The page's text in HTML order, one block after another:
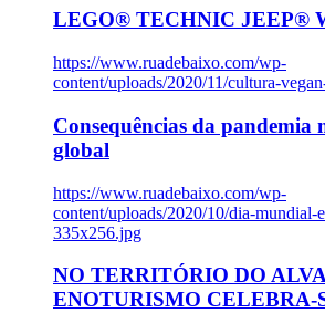
LEGO® TECHNIC JEEP®
https://www.ruadebaixo.com/wp-
content/uploads/2020/11/cultura-
Consequências da pandemia
global
https://www.ruadebaixo.com/wp-
content/uploads/2020/10/dia-mundial-
335x256.jpg
NO TERRITÓRIO DO
ENOTURISMO CELEBRA-